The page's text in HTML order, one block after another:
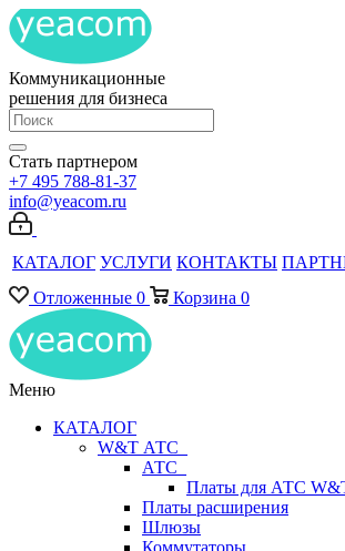
Коммуникационные
решения для бизнеса
Стать партнером
+7 495 788-81-37
info@yeacom.ru
КАТАЛОГ УСЛУГИ КОНТАКТЫ
Отложенные 0 Корзина 0
Меню
КАТАЛОГ
W&T АТС
АТС
Платы для АТС
Платы расширения
Шлюзы
Коммутаторы